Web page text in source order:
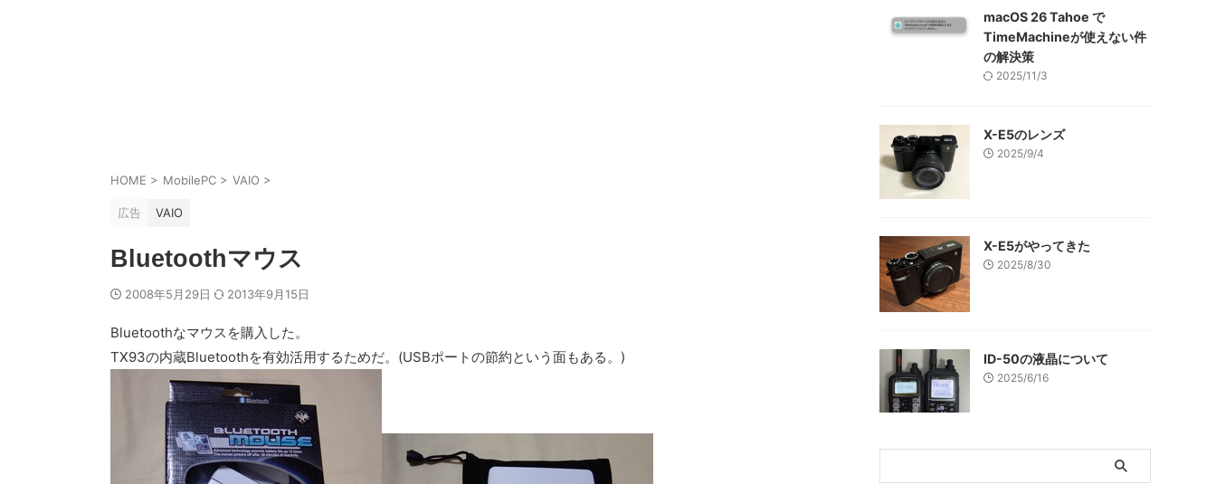
HOME > MobilePC > VAIO >
広告 VAIO
Bluetoothマウス
2008年5月29日 2013年9月15日
Bluetoothなマウスを購入した。
TX93の内蔵Bluetoothを有効活用するためだ。(USBポートの節約という面もある。)
macOS 26 Tahoe で
TimeMachineが使えない件
の解決策
2025/11/3
X-E5のレンズ
2025/9/4
X-E5がやってきた
2025/8/30
ID-50の液晶について
2025/6/16